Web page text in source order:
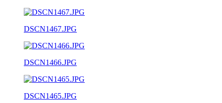
DSCN1467.JPG
DSCN1466.JPG
DSCN1465.JPG